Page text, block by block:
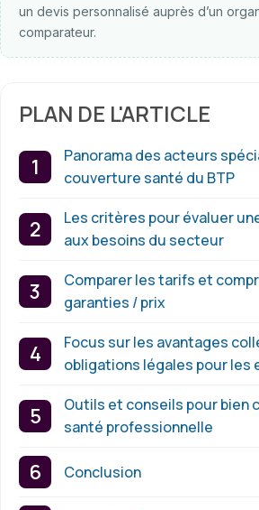
un devis personnalisé auprès d’un
comparateur.
PLAN DE L'ARTICLE
Panorama des acteurs
couverture santé du BTP
Les critères pour évaluer
aux besoins du secteur
Comparer les tarifs et
garanties / prix
Focus sur les avantages
obligations légales pour les
Outils et conseils pour bien
santé professionnelle
Conclusion